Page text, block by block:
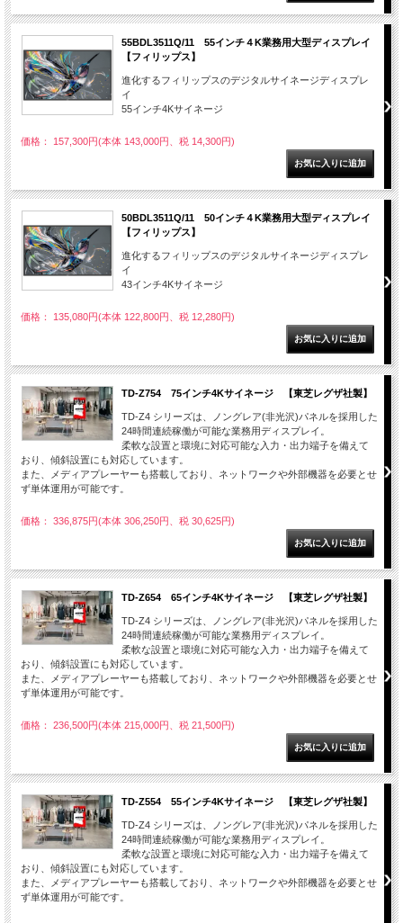
55BDL3511Q/11 55インチ４K業務用大型ディスプレイ
【フィリップス】
進化するフィリップスのデジタルサイネージディスプレ
イ
55インチ4Kサイネージ
価格： 157,300円(本体 143,000円、税 14,300円)
50BDL3511Q/11 50インチ４K業務用大型ディスプレイ
【フィリップス】
進化するフィリップスのデジタルサイネージディスプレ
イ
43インチ4Kサイネージ
価格： 135,080円(本体 122,800円、税 12,280円)
TD-Z754 75インチ4Kサイネージ 【東芝レグザ社製】
TD-Z4 シリーズは、ノングレア(非光沢)パネルを採用した
24時間連続稼働が可能な業務用ディスプレイ。
柔軟な設置と環境に対応可能な入力・出力端子を備えて
おり、傾斜設置にも対応しています。
また、メディアプレーヤーも搭載しており、ネットワークや外部機器を必要とせ
ず単体運用が可能です。
価格： 336,875円(本体 306,250円、税 30,625円)
TD-Z654 65インチ4Kサイネージ 【東芝レグザ社製】
TD-Z4 シリーズは、ノングレア(非光沢)パネルを採用した
24時間連続稼働が可能な業務用ディスプレイ。
柔軟な設置と環境に対応可能な入力・出力端子を備えて
おり、傾斜設置にも対応しています。
また、メディアプレーヤーも搭載しており、ネットワークや外部機器を必要とせ
ず単体運用が可能です。
価格： 236,500円(本体 215,000円、税 21,500円)
TD-Z554 55インチ4Kサイネージ 【東芝レグザ社製】
TD-Z4 シリーズは、ノングレア(非光沢)パネルを採用した
24時間連続稼働が可能な業務用ディスプレイ。
柔軟な設置と環境に対応可能な入力・出力端子を備えて
おり、傾斜設置にも対応しています。
また、メディアプレーヤーも搭載しており、ネットワークや外部機器を必要とせ
ず単体運用が可能です。